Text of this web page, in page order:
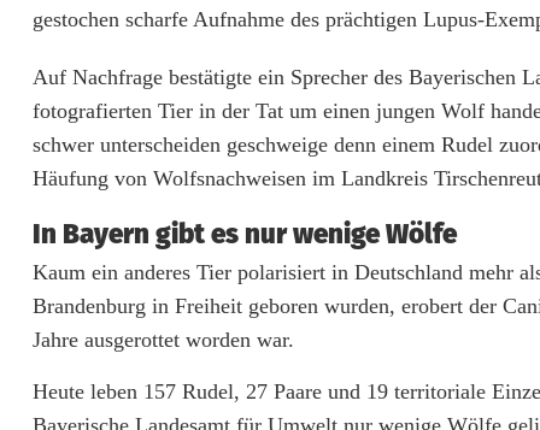
gestochen scharfe Aufnahme des prächtigen Lupus-
Auf Nachfrage bestätigte ein Sprecher des Bayerischen
fotografierten Tier in der Tat um einen jungen Wolf
schwer unterscheiden geschweige denn einem Rudel
Häufung von Wolfsnachweisen im Landkreis
In Bayern gibt es nur wenige Wölfe
Kaum ein anderes Tier polarisiert in Deutschland mehr
Brandenburg in Freiheit geboren wurden, erobert der
Jahre ausgerottet worden war.
Heute leben 157 Rudel, 27 Paare und 19 territoriale
Bayerische Landesamt für Umwelt nur wenige Wölfe